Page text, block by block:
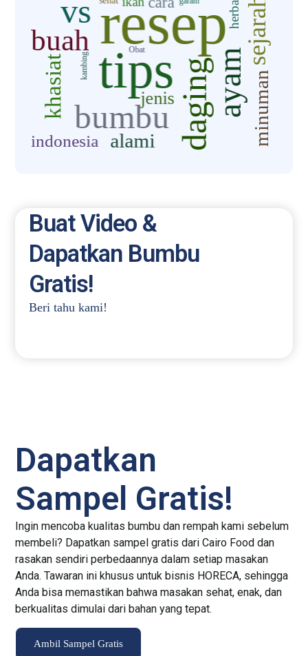
Buat Video &
Dapatkan Bumbu
Gratis!
Beri tahu kami!
Dapatkan
Sampel Gratis!
Ingin mencoba kualitas bumbu dan rempah kami sebelum
membeli? Dapatkan sampel gratis dari Cairo Food dan
rasakan sendiri perbedaannya dalam setiap masakan
Anda. Tawaran ini khusus untuk bisnis HORECA, sehingga
Anda bisa memastikan bahwa masakan sehat, enak, dan
berkualitas dimulai dari bahan yang tepat.
Ambil Sampel Gratis